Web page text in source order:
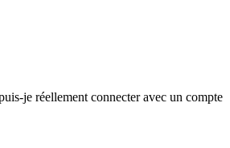
je réellement connecter avec un compte